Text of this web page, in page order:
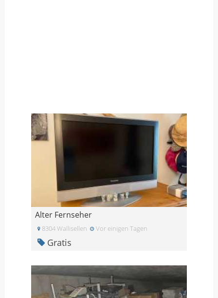
Alter Fernseher
8304 Wallisellen Vor einigen Tagen
Gratis